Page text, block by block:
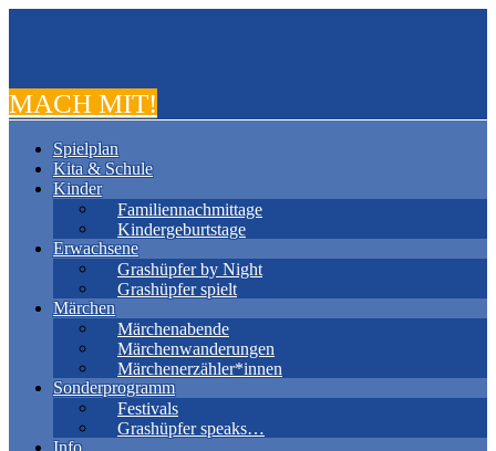
MACH MIT!
Spielplan
Kita & Schule
Kinder
Familiennachmittage
Kindergeburtstage
Erwachsene
Grashüpfer by Night
Grashüpfer spielt
Märchen
Märchenabende
Märchenwanderungen
Märchenerzähler*innen
Sonderprogramm
Festivals
Grashüpfer speaks…
Info